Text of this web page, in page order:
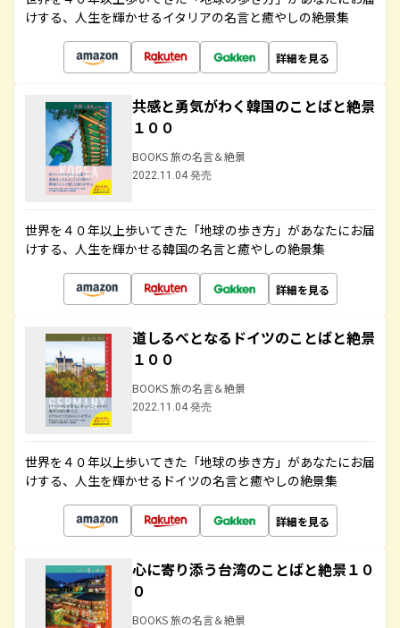
けする、人生を輝かせるイタリアの名言と癒やしの絶景集
詳細を見る
共感と勇気がわく韓国のことばと絶景
１００
BOOKS 旅の名言＆絶景
2022.11.04 発売
世界を４０年以上歩いてきた「地球の歩き方」があなたにお届
けする、人生を輝かせる韓国の名言と癒やしの絶景集
詳細を見る
道しるべとなるドイツのことばと絶景
１００
BOOKS 旅の名言＆絶景
2022.11.04 発売
世界を４０年以上歩いてきた「地球の歩き方」があなたにお届
けする、人生を輝かせるドイツの名言と癒やしの絶景集
詳細を見る
心に寄り添う台湾のことばと絶景１０
０
BOOKS 旅の名言＆絶景